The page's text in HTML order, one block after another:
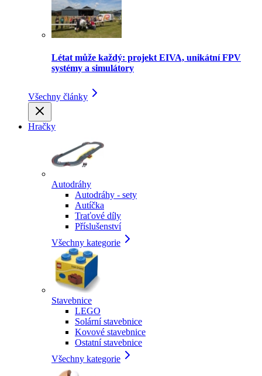
Létat může každý: projekt EIVA, unikátní FPV
systémy a simulátory
Všechny články
Hračky
Autodráhy
Autodráhy - sety
Autíčka
Traťové díly
Příslušenství
Všechny kategorie
Stavebnice
LEGO
Solární stavebnice
Kovové stavebnice
Ostatní stavebnice
Všechny kategorie